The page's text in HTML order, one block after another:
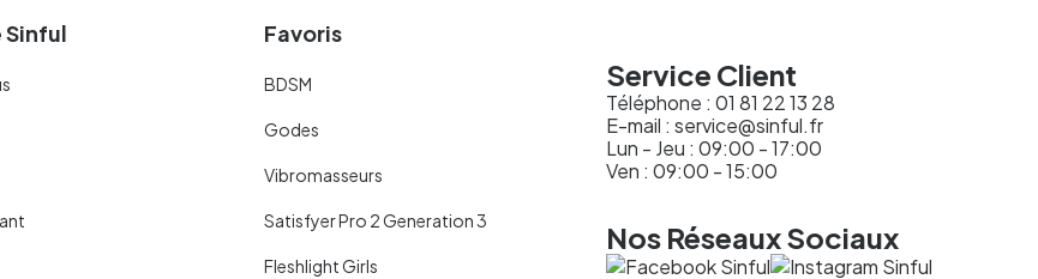
Sinful Favoris
BDSM
Godes
Vibromasseurs
Satisfyer Pro 2 Generation 3
Fleshlight Girls
Service Client
Téléphone : 01 81 22 13 28
E-mail : service@sinful.fr
Lun - Jeu : 09:00 - 17:00
Ven : 09:00 - 15:00
Nos Réseaux Sociaux